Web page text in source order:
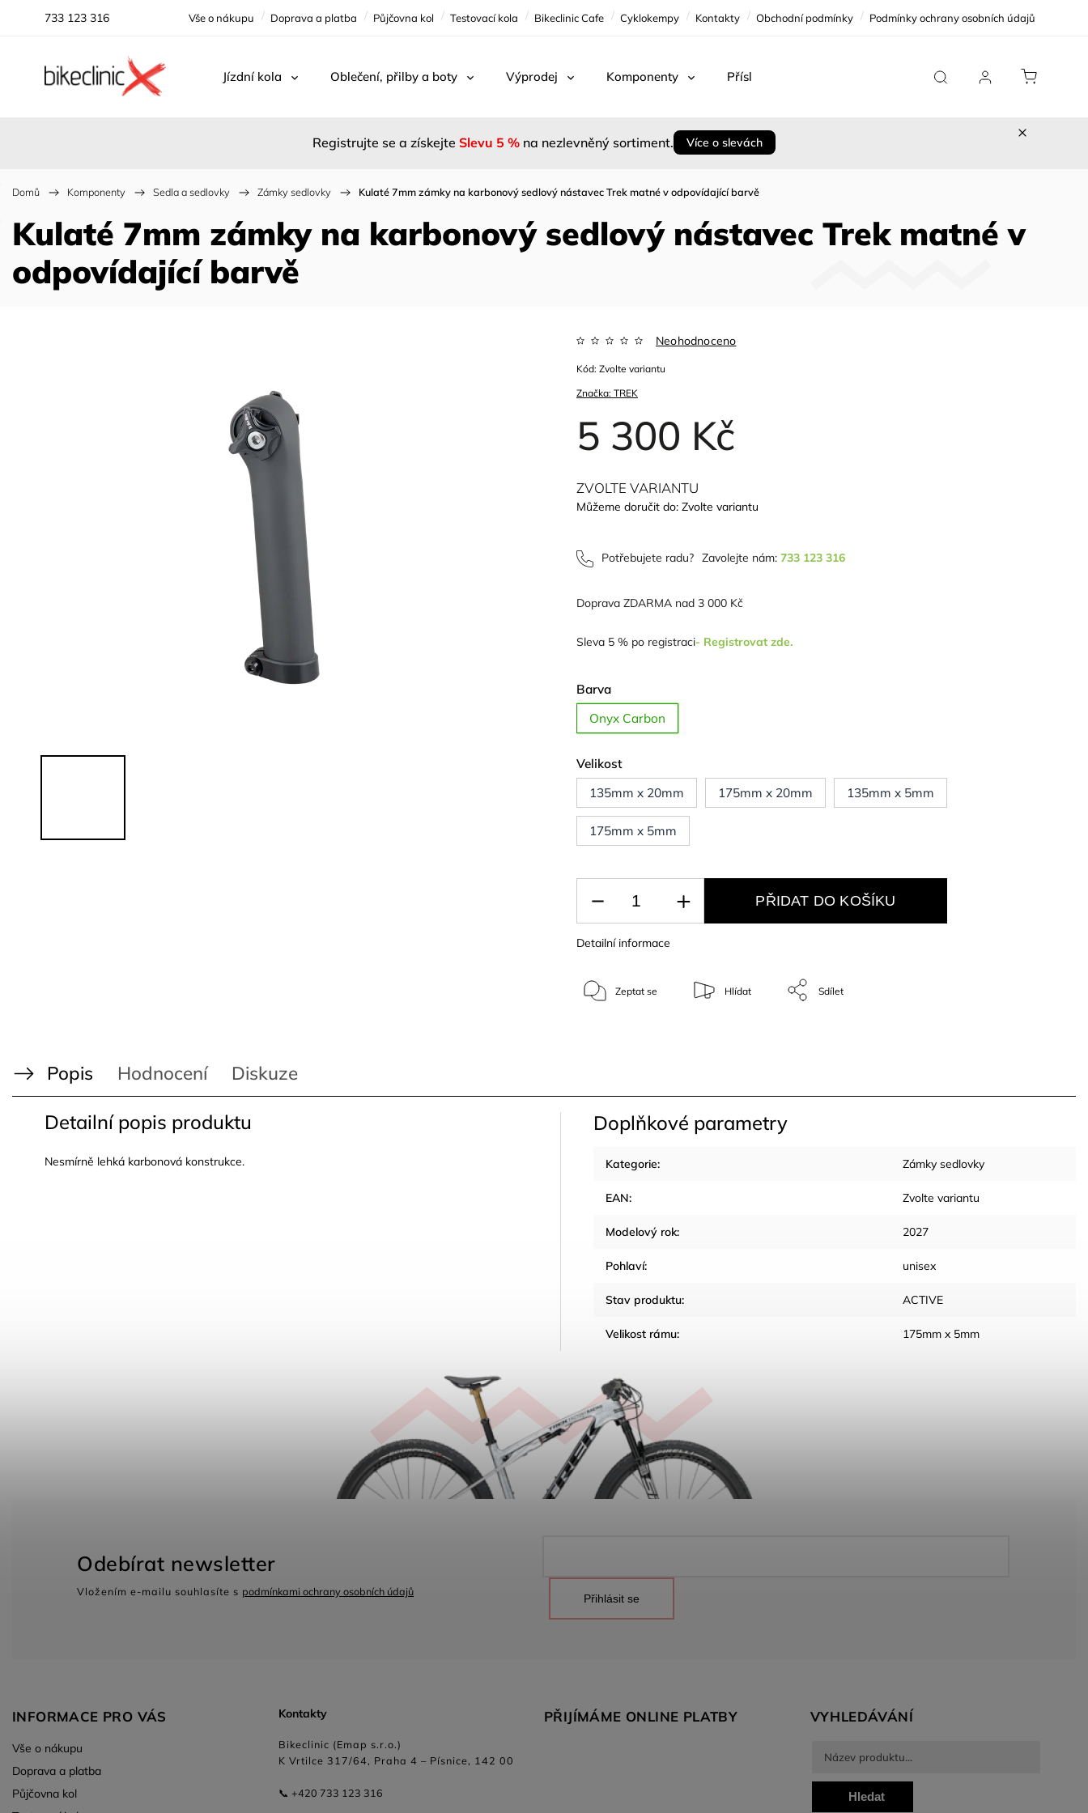
733 123 316 Vše o nákupu Doprava a platba Půjčovna kol Testovací kola Bikeclinic Cafe Cyklokempy Kontakty Obchodní podmínky Podmínky ochrany osobních údajů
Jízdní kola Oblečení, přilby a boty Výprodej Komponenty Příslušenství Cykloservis
Registrujte se a získejte Slevu 5 % na nezlevněný sortiment. Více o slevách
Domů / Komponenty / Sedla a sedlovky / Zámky sedlovky / Kulaté 7mm zámky na karbonový sedlový nástavec Trek matné v odpovídající barvě
Kulaté 7mm zámky na karbonový sedlový nástavec Trek matné v
odpovídající barvě
Značka:TREK
Neohodnoceno
5 300 Kč
Kód: Zvolte variantu
Potřebujete radu? Zavolejte nám:733 123 316
Doprava ZDARMA nad 3 000 Kč
Sleva 5 % po registraci- Registrovat zde.
Barva
Onyx Carbon
Velikost
135mm x 20mm
175mm x 20mm 135mm x 5mm
175mm x 5mm
ZVOLTE VARIANTU
Můžeme doručit do: Zvolte variantu
PŘIDAT DO KOŠÍKU
Detailní informace
Zeptat se Hlídat Sdílet
Popis Hodnocení Diskuze
Detailní popis produktu
Nesmírně lehká karbonová konstrukce.
Doplňkové parametry
Kategorie: Zámky sedlovky
EAN: Zvolte variantu
Modelový rok: 2027
Pohlaví: unisex
Stav produktu: ACTIVE
Velikost rámu: 175mm x 5mm
INFORMACE PRO VÁS
Vše o nákupu
Doprava a platba
Půjčovna kol
Kontakty
Bikeclinic (Emap s.r.o.)
K Vrtilce 317/64, Praha 4 – Písnice, 142 00
📞 +420 733 123 316
Odebírat newsletter
Vložením e-mailu souhlasíte s podmínkami ochrany osobních údajů
Přihlásit se
PŘIJÍMÁME ONLINE PLATBY VYHLEDÁVÁNÍ
Hledat